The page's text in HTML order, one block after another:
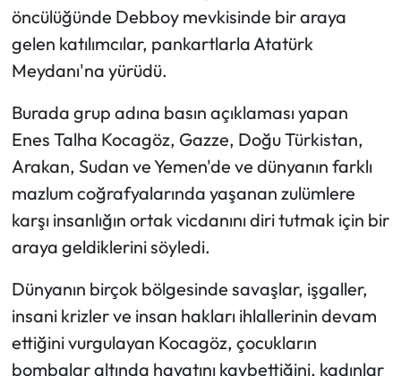
öncülüğünde Debboy mevkisinde bir araya
gelen katılımcılar, pankartlarla Atatürk
Meydanı'na yürüdü.
Burada grup adına basın açıklaması yapan
Enes Talha Kocagöz, Gazze, Doğu Türkistan,
Arakan, Sudan ve Yemen'de ve dünyanın farklı
mazlum coğrafyalarında yaşanan zulümlere
karşı insanlığın ortak vicdanını diri tutmak için bir
araya geldiklerini söyledi.
Dünyanın birçok bölgesinde savaşlar, işgaller,
insani krizler ve insan hakları ihlallerinin devam
ettiğini vurgulayan Kocagöz, çocukların
bombalar altında hayatını kaybettiğini, kadınlar
Sağlık
Turizm
Teknoloji